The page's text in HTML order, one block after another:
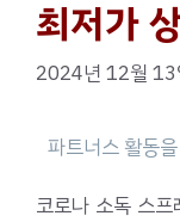
최저가
2024년 12월 13
코로나 소독 스